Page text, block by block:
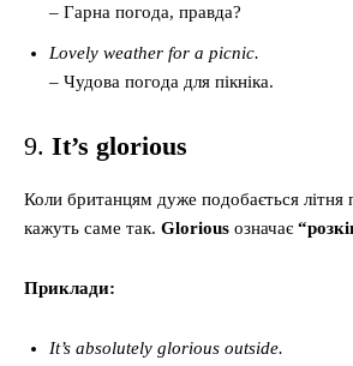
– Гарна погода, правда?
Lovely weather for a picnic.
– Чудова погода для пікніка.
9. It’s glorious
Коли британцям дуже подобається літня
кажуть саме так. Glorious означає
Приклади:
It’s absolutely glorious outside.